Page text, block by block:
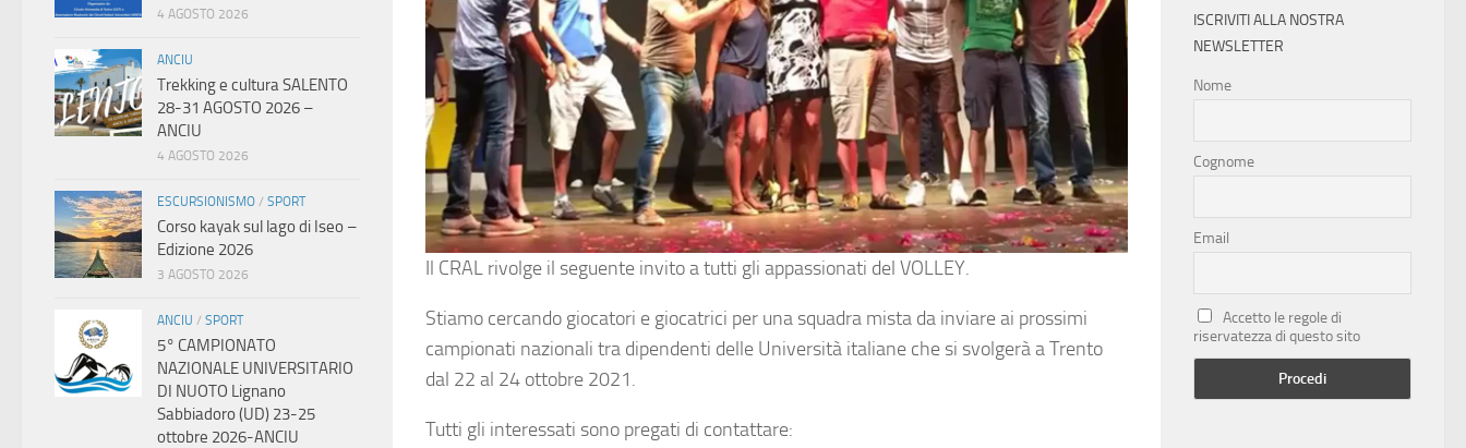
Il CRAL rivolge il seguente invito a tutti gli appassionati del VOLLEY.
Stiamo cercando giocatori e giocatrici per una squadra mista da inviare ai prossimi
campionati nazionali tra dipendenti delle Università italiane che si svolgerà a Trento
dal 22 al 24 ottobre 2021.
Tutti gli interessati sono pregati di contattare:
4 AGOSTO 2026
ANCIU
Trekking e cultura SALENTO
28-31 AGOSTO 2026 –
ANCIU
4 AGOSTO 2026
ESCURSIONISMO / SPORT
Corso kayak sul lago di Iseo –
Edizione 2026
3 AGOSTO 2026
ANCIU / SPORT
5° CAMPIONATO
NAZIONALE UNIVERSITARIO
DI NUOTO Lignano
Sabbiadoro (UD) 23-25
ottobre 2026-ANCIU
ISCRIVITI ALLA NOSTRA
NEWSLETTER
Nome
Cognome
Email
Accetto le regole di
riservatezza di questo sito